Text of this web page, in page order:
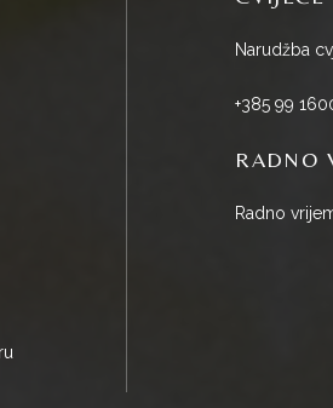
Narudžba
+385 99
RADNO
Radno